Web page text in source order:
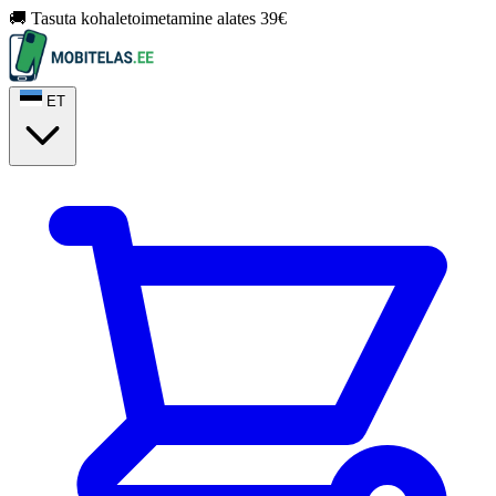
🚚 Tasuta kohaletoimetamine alates 39€
ET